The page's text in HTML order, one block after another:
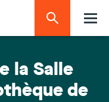
la Salle
de